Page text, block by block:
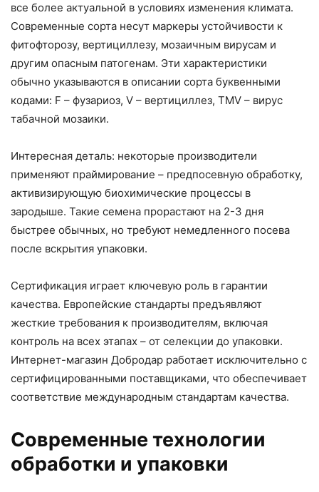
все более актуальной в условиях изменения климата.
Современные сорта несут маркеры устойчивости к
фитофторозу, вертициллезу, мозаичным вирусам и
другим опасным патогенам. Эти характеристики
обычно указываются в описании сорта буквенными
кодами: F – фузариоз, V – вертициллез, TMV – вирус
табачной мозаики.
Интересная деталь: некоторые производители
применяют праймирование – предпосевную обработку,
активизирующую биохимические процессы в
зародыше. Такие семена прорастают на 2-3 дня
быстрее обычных, но требуют немедленного посева
после вскрытия упаковки.
Сертификация играет ключевую роль в гарантии
качества. Европейские стандарты предъявляют
жесткие требования к производителям, включая
контроль на всех этапах – от селекции до упаковки.
Интернет-магазин Добродар работает исключительно с
сертифицированными поставщиками, что обеспечивает
соответствие международным стандартам качества.
Современные технологии
обработки и упаковки